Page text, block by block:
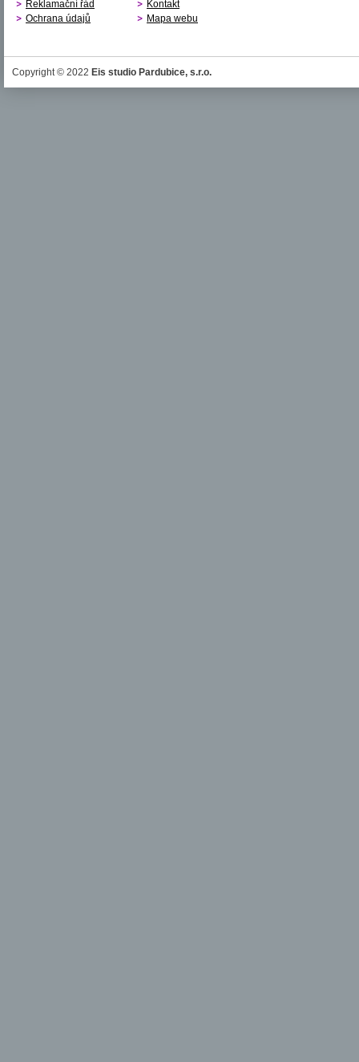
Reklamační řád
Ochrana údajů
Kontakt
Mapa webu
Copyright © 2022 Eis studio Pardubice, s.r.o.